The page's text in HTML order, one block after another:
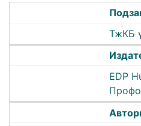
ТжКБ
EDP